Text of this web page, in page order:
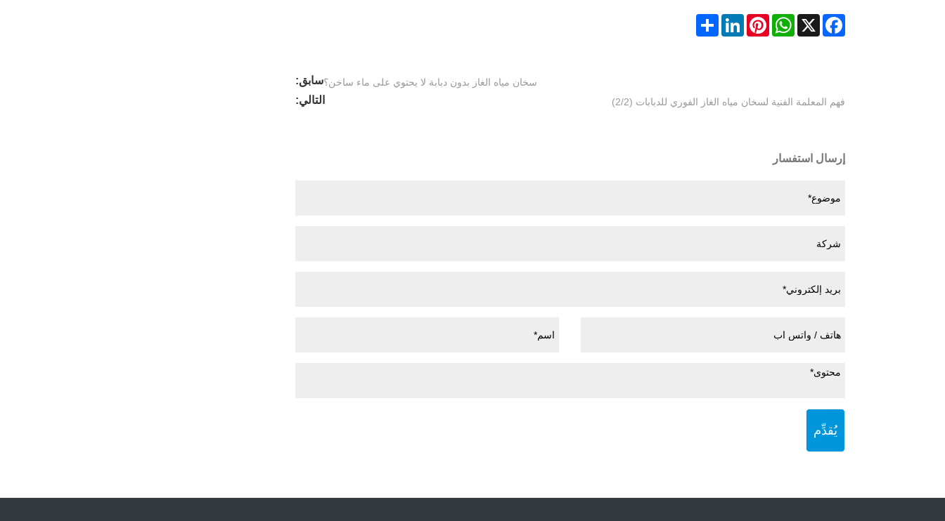
Facebook
X
WhatsApp
Pinterest
LinkedIn
Share
سابق:سخان مياه الغاز بدون دبابة لا يحتوي على ماء ساخن؟
التالي: فهم المعلمة الفنية لسخان مياه الغاز الفوري للدبابات (2/2)
إرسال استفسار
يُقدِّم